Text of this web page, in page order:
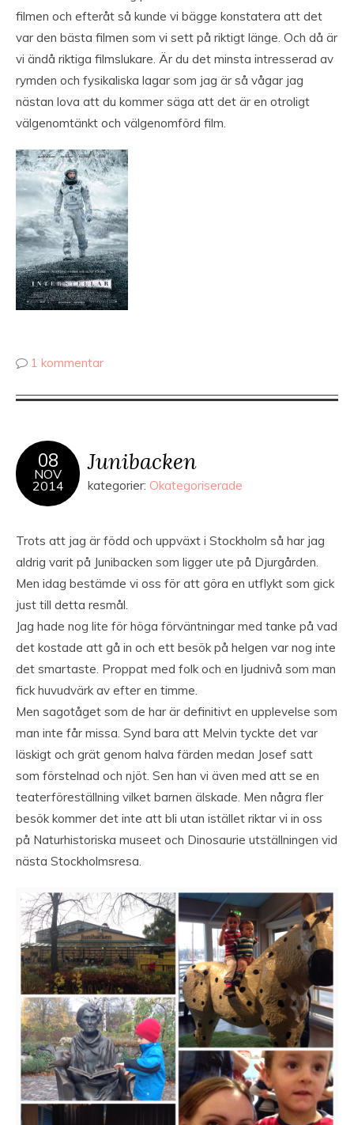
filmen och efteråt så kunde vi bägge konstatera att det
var den bästa filmen som vi sett på riktigt länge. Och då är
vi ändå riktiga filmslukare. Är du det minsta intresserad av
rymden och fysikaliska lagar som jag är så vågar jag
nästan lova att du kommer säga att det är en otroligt
välgenomtänkt och välgenomförd film.
1 kommentar
08
NOV
2014
Junibacken
kategorier: Okategoriserade
Trots att jag är född och uppväxt i Stockholm så har jag
aldrig varit på Junibacken som ligger ute på Djurgården.
Men idag bestämde vi oss för att göra en utflykt som gick
just till detta resmål.
Jag hade nog lite för höga förväntningar med tanke på vad
det kostade att gå in och ett besök på helgen var nog inte
det smartaste. Proppat med folk och en ljudnivå som man
fick huvudvärk av efter en timme.
Men sagotåget som de har är definitivt en upplevelse som
man inte får missa. Synd bara att Melvin tyckte det var
läskigt och grät genom halva färden medan Josef satt
som förstelnad och njöt. Sen han vi även med att se en
teaterföreställning vilket barnen älskade. Men några fler
besök kommer det inte att bli utan istället riktar vi in oss
på Naturhistoriska museet och Dinosaurie utställningen vid
nästa Stockholmsresa.